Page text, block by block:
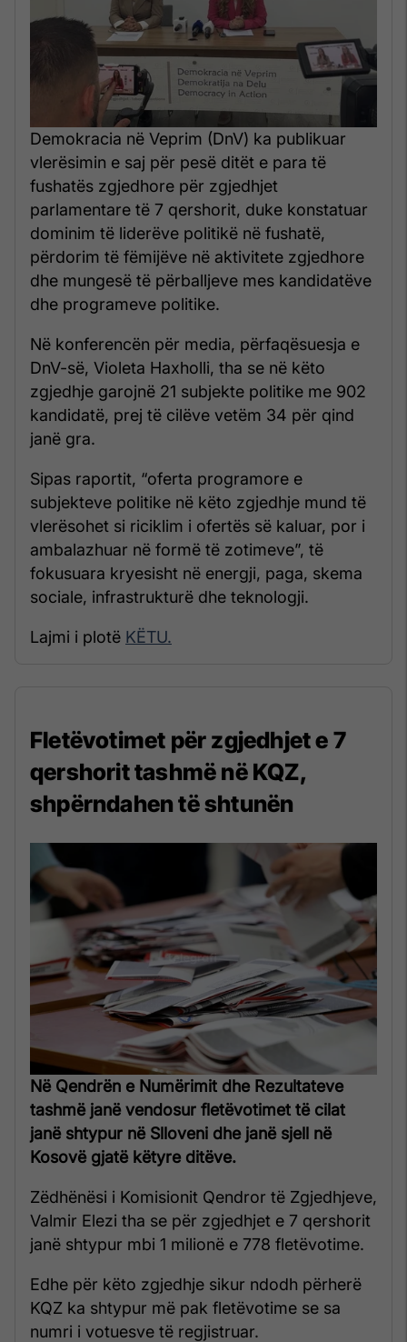
Demokracia në Veprim (DnV) ka publikuar
vlerësimin e saj për pesë ditët e para të
fushatës zgjedhore për zgjedhjet
parlamentare të 7 qershorit, duke konstatuar
dominim të liderëve politikë në fushatë,
përdorim të fëmijëve në aktivitete zgjedhore
dhe mungesë të përballjeve mes kandidatëve
dhe programeve politike.
Në konferencën për media, përfaqësuesja e
DnV-së, Violeta Haxholli, tha se në këto
zgjedhje garojnë 21 subjekte politike me 902
kandidatë, prej të cilëve vetëm 34 për qind
janë gra.
Sipas raportit, “oferta programore e
subjekteve politike në këto zgjedhje mund të
vlerësohet si riciklim i ofertës së kaluar, por i
ambalazhuar në formë të zotimeve”, të
fokusuara kryesisht në energji, paga, skema
sociale, infrastrukturë dhe teknologji.
Lajmi i plotë KËTU.
Fletëvotimet për zgjedhjet e 7
qershorit tashmë në KQZ,
shpërndahen të shtunën
Në Qendrën e Numërimit dhe Rezultateve
tashmë janë vendosur fletëvotimet të cilat
janë shtypur në Slloveni dhe janë sjell në
Kosovë gjatë këtyre ditëve.
Zëdhënësi i Komisionit Qendror të Zgjedhjeve,
Valmir Elezi tha se për zgjedhjet e 7 qershorit
janë shtypur mbi 1 milionë e 778 fletëvotime.
Edhe për këto zgjedhje sikur ndodh përherë
KQZ ka shtypur më pak fletëvotime se sa
numri i votuesve të regjistruar.